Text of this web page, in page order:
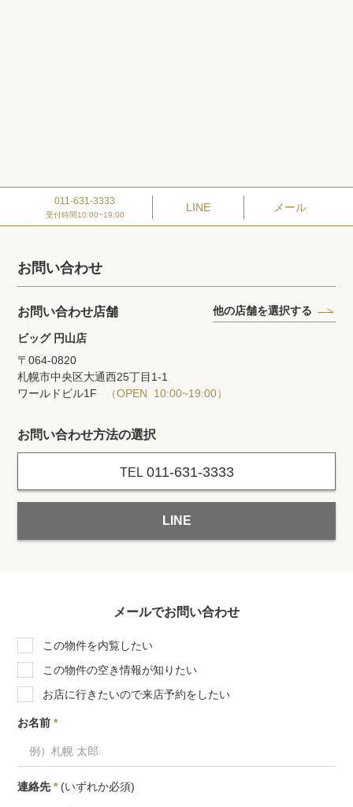
011-631-3333
受付時間10:00~19:00
LINE メール
お問い合わせ
お問い合わせ店舗 他の店舗を選択する
ビッグ 円山店
〒064-0820
札幌市中央区大通西25丁目1‐1
ワールドビル1F
（OPEN 10:00~19:00）
お問い合わせ方法の選択
TEL 011-631-3333
LINE
メールでお問い合わせ
この物件を内覧したい
この物件の空き情報が知りたい
お店に行きたいので来店予約をしたい
お名前*
連絡先* (いずれか必須)